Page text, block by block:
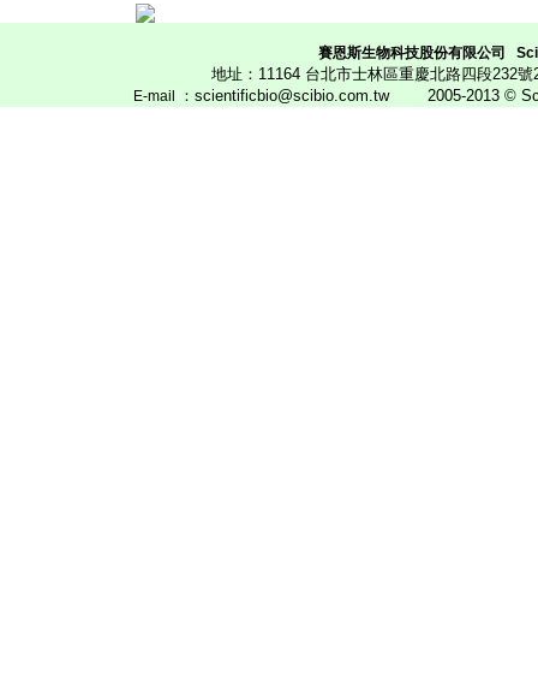
賽恩斯生物科技股份有限公司
地址：11164 台北市士林區重慶北路四段
E-mail ：scientificbio@scibio.com.tw 2005-2013 ©